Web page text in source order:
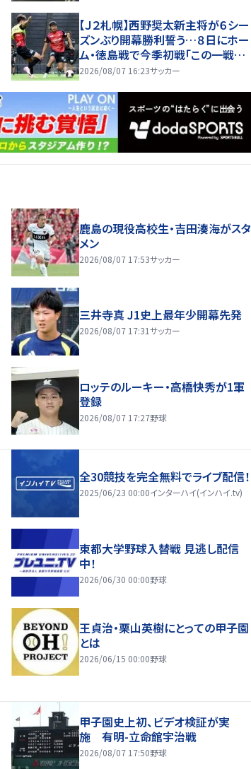
【Ｊ２札幌】西野奨太新主将が６シー
ズンぶり開幕勝利誓う…８日にホー
ム・徳島戦で今季初戦「この一戦で
どういうシーズンを歩めるかが決ま
2026/08/07 16:23サッカー
鹿島の現役高校生・吉田湊海がスタ
メン
2026/08/07 17:53サッカー
三井寺真 J1史上最年少開幕先発
2026/08/07 17:31サッカー
ロッテのルーキー・高橋快秀が1軍
登録
2026/08/07 17:27野球
全30競技を完全無料でライブ配信！
2025/06/23 00:00インターハイ(インハイ.tv)
東都大学野球入替戦 見逃し配信
中！
2026/06/30 00:00野球
王貞治・栗山英樹にとっての甲子園
とは
2026/06/15 00:00野球
甲子園史上初、ビデオ検証が実
施 有明-立命館宇治戦
2026/08/07 17:50野球